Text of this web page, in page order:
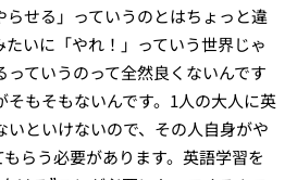
らせる」っていうのとはちょっと違
いに「やれ！」っていう世界じゃ
ていうのって全然良くないんです
そもそもないんです。1人の大人に英
といけないので、その人自身がや
らう必要があります。英語学習を